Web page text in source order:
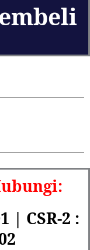
| CSR-2 :